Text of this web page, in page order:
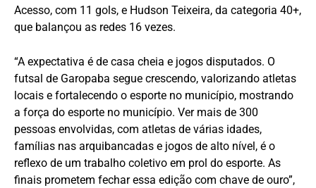
Acesso, com 11 gols, e Hudson Teixeira, da categoria 40+,
que balançou as redes 16 vezes.
“A expectativa é de casa cheia e jogos disputados. O
futsal de Garopaba segue crescendo, valorizando atletas
locais e fortalecendo o esporte no município, mostrando
a força do esporte no município. Ver mais de 300
pessoas envolvidas, com atletas de várias idades,
famílias nas arquibancadas e jogos de alto nível, é o
reflexo de um trabalho coletivo em prol do esporte. As
finais prometem fechar essa edição com chave de ouro”,